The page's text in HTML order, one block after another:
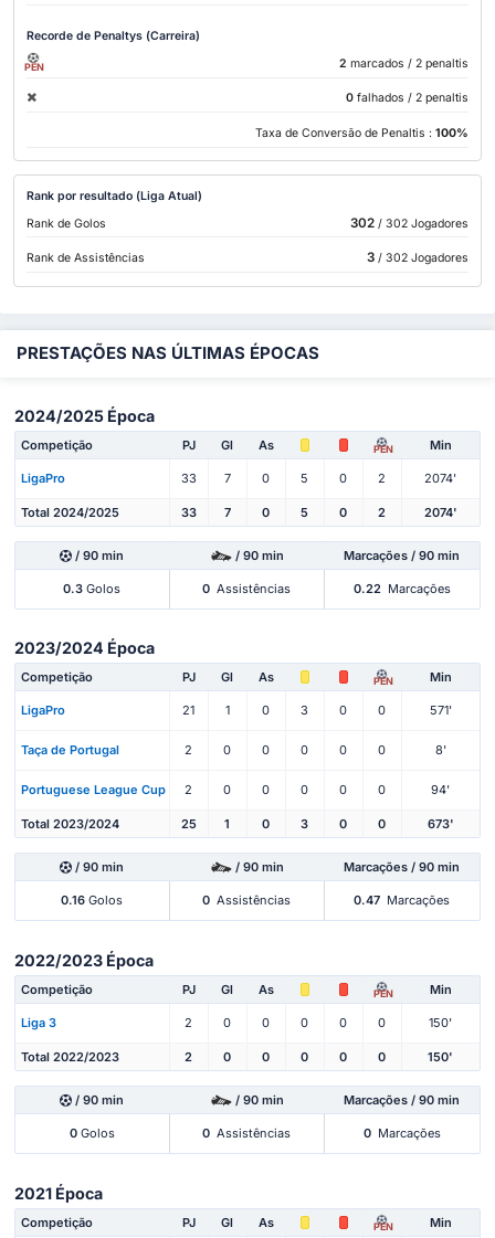
Recorde de Penaltys (Carreira)
PEN 2 marcados / 2 penaltis
0 falhados / 2 penaltis
Taxa de Conversão de Penaltis : 100%
Rank por resultado (Liga Atual)
Rank de Golos
302/ 302 Jogadores
Rank de Assistências 3/ 302 Jogadores
PRESTAÇÕES NAS ÚLTIMAS ÉPOCAS
2024/2025 Época
Competição PJ Gl As PEN Min
LigaPro 33 7 0 5 0 2 2074'
Total 2024/2025 33 7 0 5 0 2 2074'
/ 90 min / 90 min Marcações / 90 min
0.3 Golos 0 Assistências 0.22 Marcações
2023/2024 Época
Competição PJ Gl As PEN Min
LigaPro 21 1 0 3 0 0 571'
Taça de Portugal 2 0 0 0 0 0 8'
Portuguese League Cup 2 0 0 0 0 0 94'
Total 2023/2024 25 1 0 3 0 0 673'
/ 90 min / 90 min Marcações / 90 min
0.16 Golos 0 Assistências 0.47 Marcações
2022/2023 Época
Competição PJ Gl As PEN Min
Liga 3 2 0 0 0 0 0 150'
Total 2022/2023 2 0 0 0 0 0 150'
/ 90 min / 90 min Marcações / 90 min
0Golos 0 Assistências 0 Marcações
2021 Época
Competição PJ Gl As PEN Min